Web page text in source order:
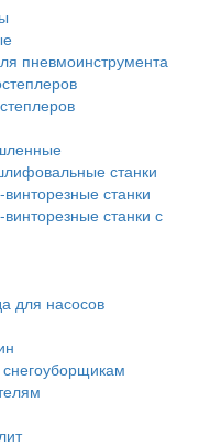
пневмоинструмента
станки
станки
станки с
для насосов